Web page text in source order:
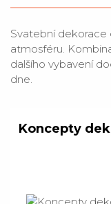
Svatební dekorace
atmosféru.
dalšího vybavení
dne.
Koncepty